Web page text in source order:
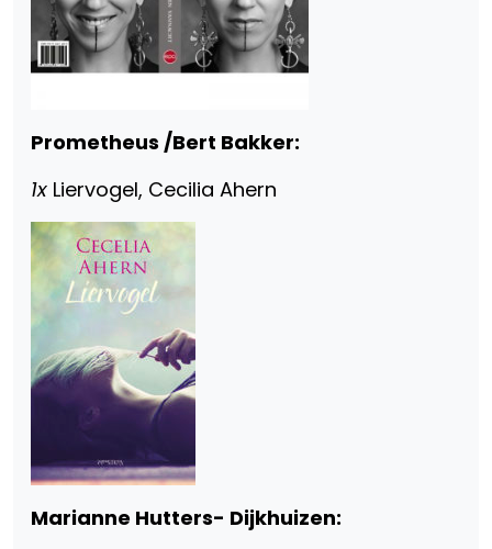
Prometheus /Bert Bakker:
1x Liervogel, Cecilia Ahern
Marianne Hutters- Dijkhuizen: